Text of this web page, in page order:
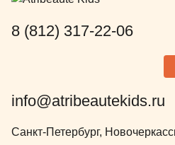
8 (812) 317-22-06
info@atribeautekids.ru
Санкт-Петербург,